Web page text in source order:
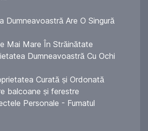
Dumneavoastră Are O Singură
Mai Mare În Străinătate
Dumneavoastră Cu Ochi
Curată și Ordonată
balcoane și ferestre
Personale - Fumatul